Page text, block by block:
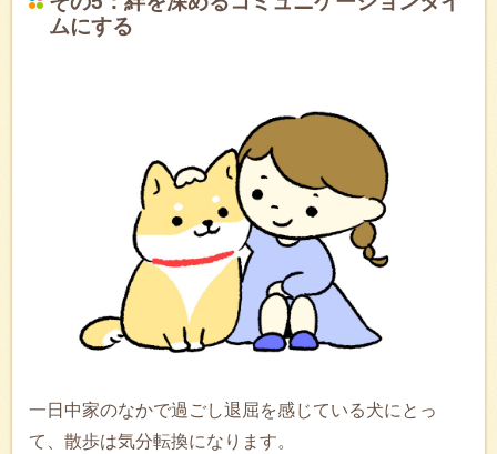
ムにする
一日中家のなかで過ごし退屈を感じている犬にとっ
て、散歩は気分転換になります。